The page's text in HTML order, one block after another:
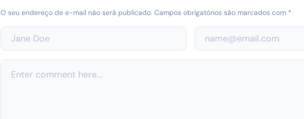
O seu endereço de e-mail não será publicado. Campos obrigatórios são marcados com *